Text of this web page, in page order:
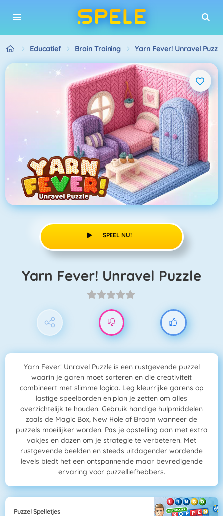
Educatief Brain Training Yarn Fever! Unravel Puzzle
SPEEL NU!
Yarn Fever! Unravel Puzzle
Yarn Fever! Unravel Puzzle is een rustgevende puzzel
waarin je garen moet sorteren en die creativiteit
combineert met slimme logica. Leg kleurrijke garens op
lastige speelborden en plan je zetten om alles
overzichtelijk te houden. Gebruik handige hulpmiddelen
zoals de Magic Box, New Hole of Broom wanneer de
puzzels moeilijker worden. Pas je opstelling aan met extra
vakjes en dozen om je strategie te verbeteren. Met
rustgevende beelden en steeds uitdagender wordende
levels biedt het een ontspannende maar bevredigende
ervaring voor puzzelliefhebbers.
Puzzel Spelletjes